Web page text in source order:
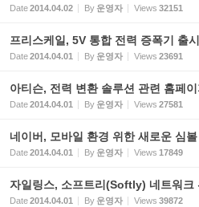
Date2014.04.02 By 운영자 Views 32151
프리스케일, 5V 통합 전력 증폭기 출시
Date2014.04.01 By 운영자 Views 23691
아티슨, 전력 변환 솔루션 관련 홈페
Date2014.04.01 By 운영자 Views 27581
네이버, 모바일 환경 위한 새로운 심볼
Date2014.04.01 By 운영자 Views 17849
자일링스, 소프트리(Softly) 네트워크
Date2014.04.01 By 운영자 Views 39872